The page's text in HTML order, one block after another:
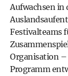
Aufwachsen in
Festivalteams
Organisation –
Programm